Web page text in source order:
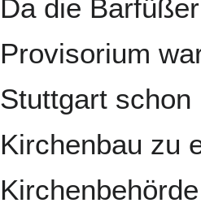
Da die
Provisorium
Stuttgart
Kirchenbau zu